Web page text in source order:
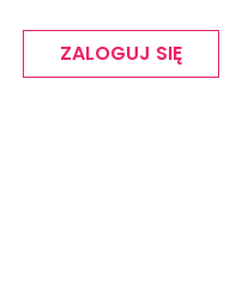
ZALOGUJ SIĘ